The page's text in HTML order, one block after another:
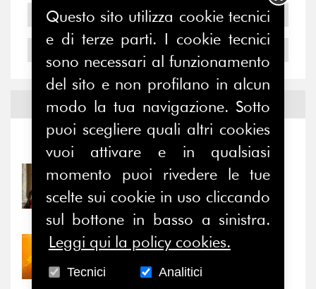
2005
Notizie edEventi
Eventi
31/07/2026
Prima della pausa estiva,
il valore di...
30/07/2026
Nove anni dopo la
“grande cecità”: la...
Questo sito utilizza cookie tecnici
e di terze parti. I cookie tecnici
sono necessari al funzionamento
del sito e non profilano in alcun
modo la tua navigazione. Sotto
puoi scegliere quali altri cookies
vuoi attivare e in qualsiasi
momento puoi rivedere le tue
scelte sui cookie in uso cliccando
sul bottone in basso a sinistra.
Leggi qui la policy cookies.
Tecnici Analitici